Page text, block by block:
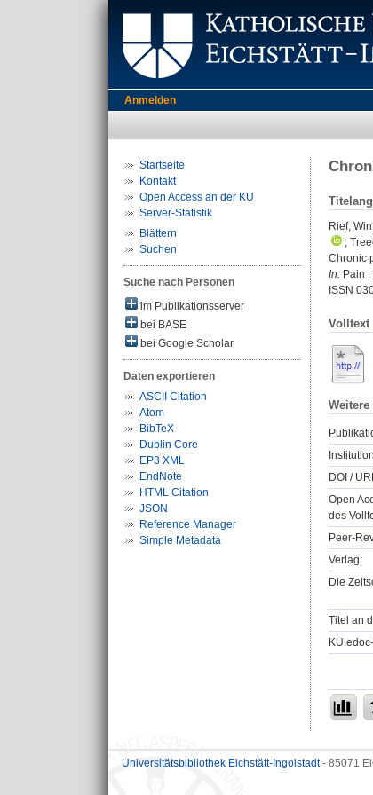
Anmelden
Startseite
Kontakt
Open Access an der KU
Server-Statistik
Blättern
Suchen
Suche nach Personen
im Publikationsserver
bei BASE
bei Google Scholar
Daten exportieren
ASCII Citation
Atom
BibTeX
Dublin Core
EP3 XML
EndNote
HTML Citation
JSON
Reference Manager
Simple Metadata
Rief,
;
Chronic
In: Pain
ISSN
Volltext
Weitere
DOI /
Open
des
Peer-
Verlag:
Die
Titel an
Universitätsbibliothek Eichstätt-Ingolstadt- 85071